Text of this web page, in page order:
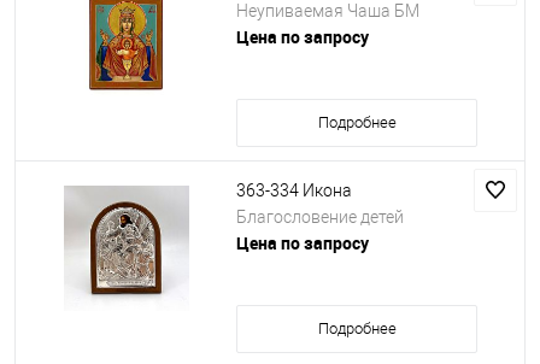
Неупиваемая Чаша БМ
Цена по запросу
Подробнее
363-334 Икона
Благословение детей
Цена по запросу
Подробнее